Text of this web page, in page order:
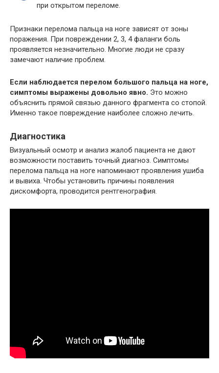
при открытом переломе.
Признаки перелома пальца на ноге зависят от зоны
поражения. При повреждении 2, 3, 4 фаланги боль
проявляется незначительно. Многие люди не сразу
замечают наличие проблем.
Если наблюдается перелом большого пальца на ноге,
симптомы выражены довольно явно. Это можно
объяснить прямой связью данного фрагмента со стопой.
Именно такое повреждение наиболее сложно лечить.
Диагностика
Визуальный осмотр и анализ жалоб пациента не дают
возможности поставить точный диагноз. Симптомы
перелома пальца на ноге напоминают проявления ушиба
и вывиха. Чтобы установить причины появления
дискомфорта, проводится рентгенография.